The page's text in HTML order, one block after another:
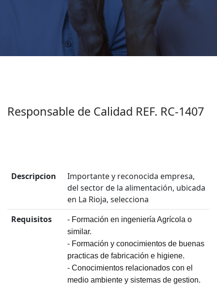
Responsable de Calidad REF. RC-1407
Descripcion
Importante y reconocida empresa,
del sector de la alimentación, ubicada
en La Rioja, selecciona
Requisitos
- Formación en ingeniería Agrícola o
similar.
- Formación y conocimientos de buenas
practicas de fabricación e higiene.
- Conocimientos relacionados con el
medio ambiente y sistemas de gestion.